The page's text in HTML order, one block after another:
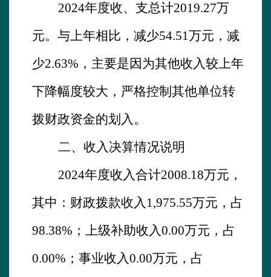
2024年度收、支总计2019.27万
元。与上年相 比 ， 减少54.51万元，减
少2.63%，主要是因为其他收入较上年
下降幅度较大，严格控制其他单位转
拨财政资金的划入。
二、收入决算情况说明
2024年度收入合计2008.18万元，
其中：财政拨款收入 1,975.55万元，占
98.38%；上级补助收入0.00万元，占
0.00%；事业收入0.00万元，占